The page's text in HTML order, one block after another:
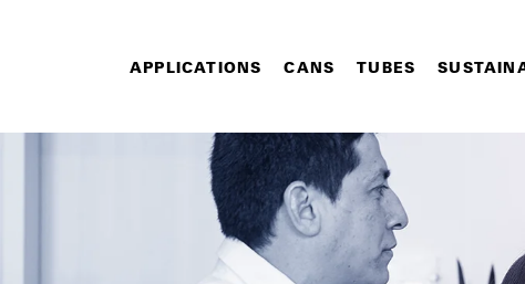
APPLICATIONS CANS TUBES